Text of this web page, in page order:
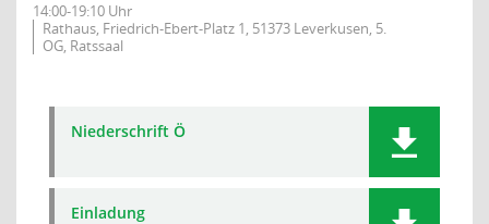
14:00-19:10 Uhr
Rathaus, Friedrich-Ebert-Platz 1, 51373 Leverkusen, 5.
OG, Ratssaal
Niederschrift Ö
Einladung